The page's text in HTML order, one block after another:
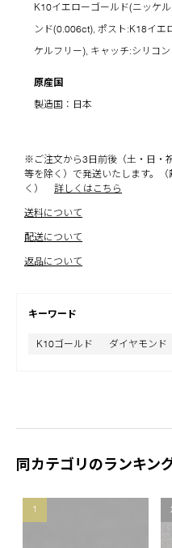
K10イエローゴールド(ニッケ
ンド(0.006ct), ポスト:K18イエ
ケルフリー), キャッチ:シリコン
原産国
製造国：日本
※ご注文から3日前後（土・日・
等を除く）で発送いたします。
く）
詳しくはこちら
送料について
配送について
返品について
キーワード
K10ゴールド ダイヤモンド
同カテゴリのランキン
1